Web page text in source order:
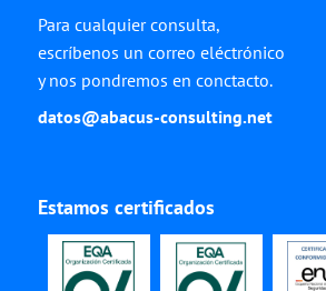
Para cualquier consulta,
escríbenos un correo eléctrónico
y nos pondremos en conctacto.
datos@abacus-consulting.net
Estamos certificados